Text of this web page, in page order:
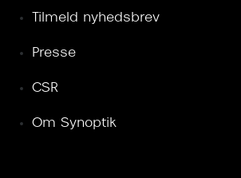
Tilmeld nyhedsbrev
Presse
CSR
Om Synoptik